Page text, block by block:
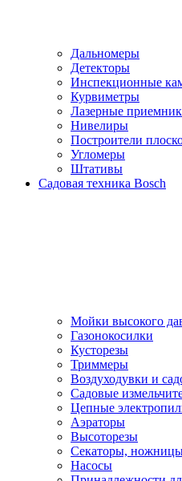
Дальномеры
Детекторы
Инспекционные
Курвиметры
Лазерные
Нивелиры
Построители
Угломеры
Штативы
Садовая техника Bosch
Мойки высокого
Газонокосилки
Кусторезы
Триммеры
Воздуходувки и
Садовые
Цепные
Аэраторы
Высоторезы
Секаторы,
Насосы